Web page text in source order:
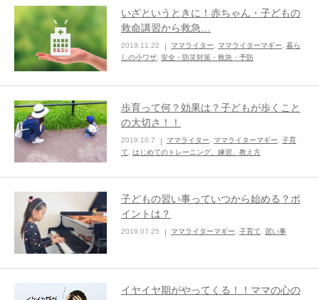
いざというときに！赤ちゃん・子どもの
救命講習から救急…
2019.11.22 ママライター, ママライターマギー, 暮ら
しの小ワザ, 安全・防災対策・救急・予防
歩育って何？効果は？子どもが歩くこと
の大切さ！！
2019.10.7 ママライター, ママライターマギー, 子育
て, はじめてのトレーニング、練習、教え方
子どもの習い事っていつから始める？ポ
イントは？
2019.07.25 ママライターマギー 子育て 習い事
イヤイヤ期がやってくる！！ママの心の
ままてぃ編集部